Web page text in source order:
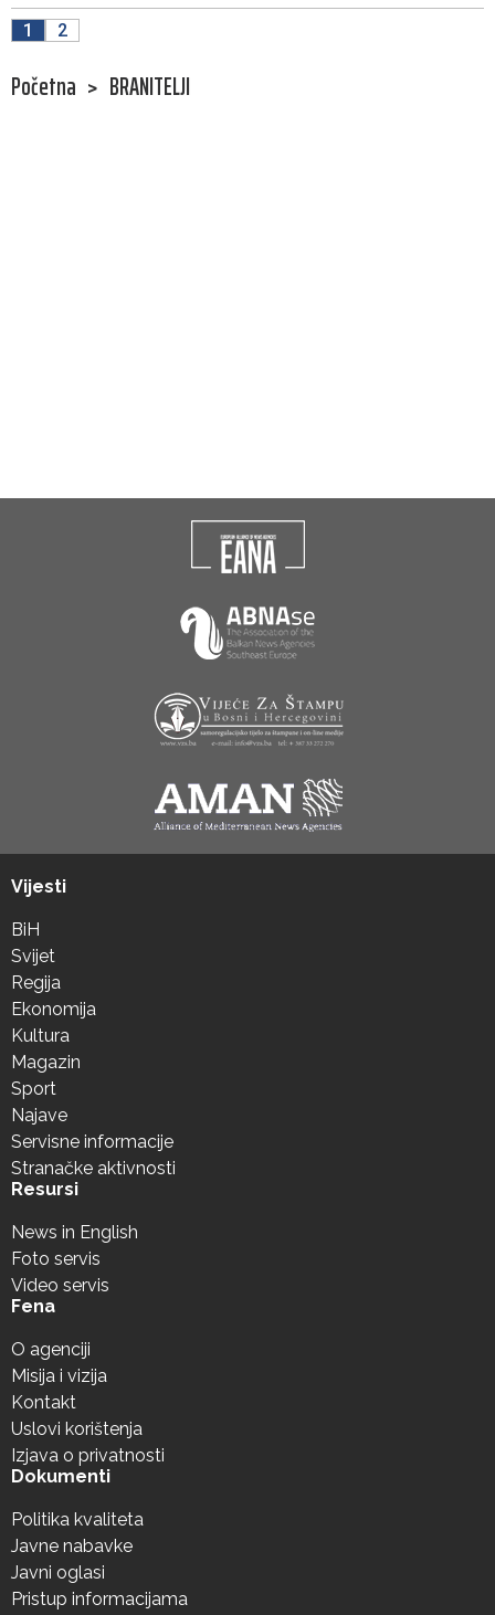
1 2
Početna > BRANITELJI
Vijesti
BiH
Svijet
Regija
Ekonomija
Kultura
Magazin
Sport
Najave
Servisne informacije
Stranačke aktivnosti
Resursi
News in English
Foto servis
Video servis
Fena
O agenciji
Misija i vizija
Kontakt
Uslovi korištenja
Izjava o privatnosti
Dokumenti
Politika kvaliteta
Javne nabavke
Javni oglasi
Pristup informacijama